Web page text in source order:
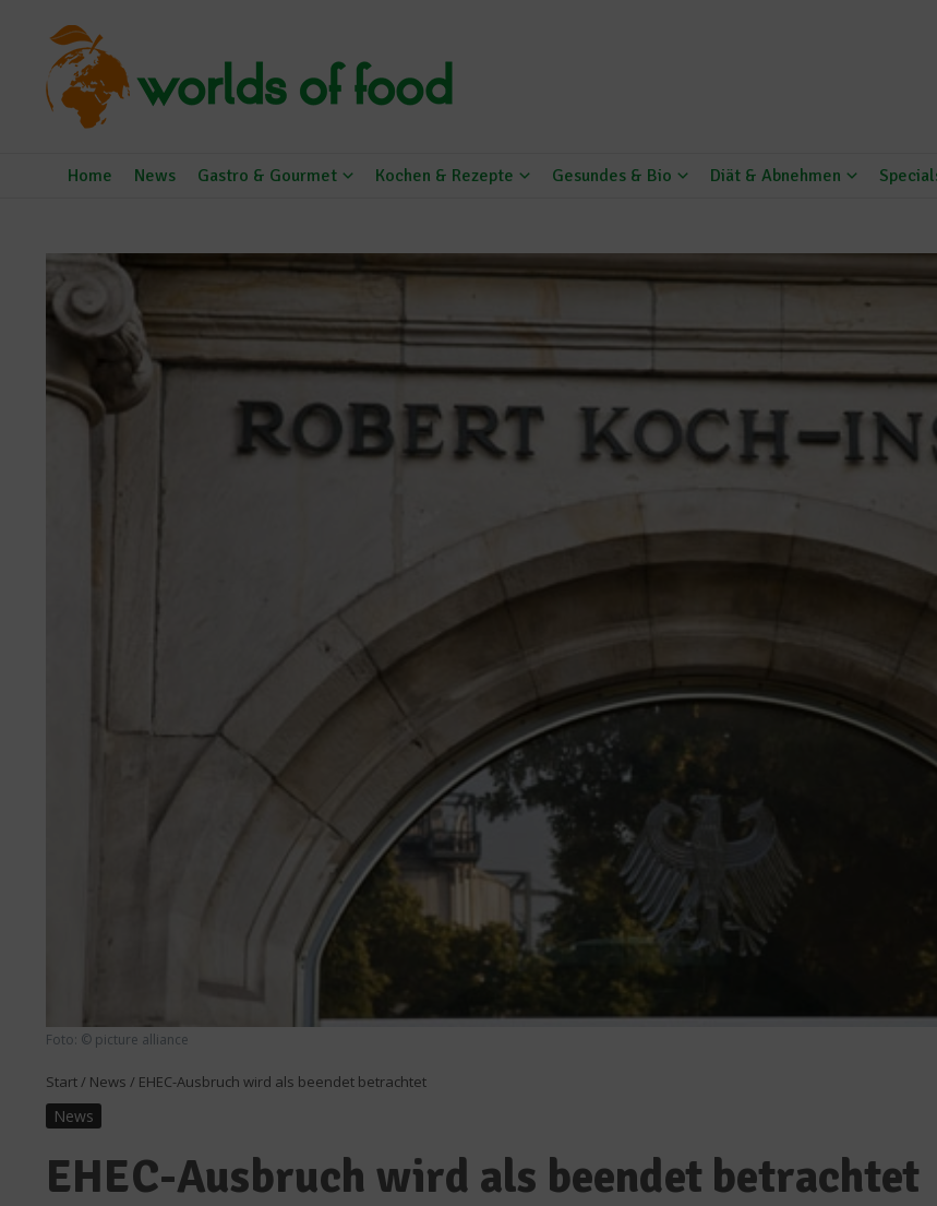
Home News Gastro & Gourmet Kochen & Rezepte Gesundes & Bio Diät & Abnehmen
Foto: © picture alliance
Start/ News / EHEC-Ausbruch wird als beendet betrachtet
News
EHEC-Ausbruch wird als beendet betrachtet